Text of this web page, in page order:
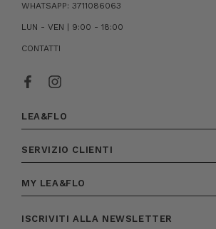
WHATSAPP: 3711086063
LUN - VEN | 9:00 - 18:00
CONTATTI
LEA&FLO
SERVIZIO CLIENTI
MY LEA&FLO
ISCRIVITI ALLA NEWSLETTER